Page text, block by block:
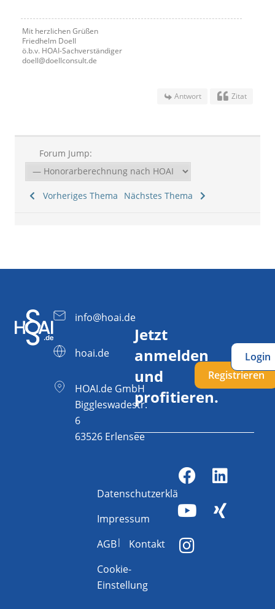
Mit herzlichen Grüßen
Friedhelm Doell
ö.b.v. HOAI-Sachverständiger
doell@doellconsult.de
Antwort Zitat
Forum Jump:
Vorheriges Thema Nächstes Thema
info@hoai.de
hoai.de
HOAI.de GmbH
Biggleswadestr.
6
63526 Erlensee
Jetzt
anmelden
und
profitieren.
Registrieren
Login
Datenschutzerklärung
Impressum
AGB
Kontakt
Cookie-
Einstellung